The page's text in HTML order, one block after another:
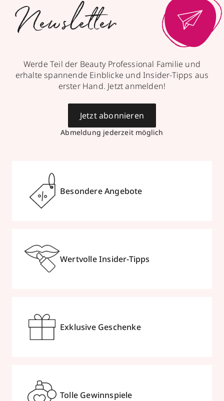
Newsletter
Werde Teil der Beauty Professional Familie und
erhalte spannende Einblicke und Insider-Tipps aus
erster Hand. Jetzt anmelden!
Abmeldung jederzeit möglich
Jetzt abonnieren
Besondere Angebote
Wertvolle Insider-Tipps
Exklusive Geschenke
Tolle Gewinnspiele